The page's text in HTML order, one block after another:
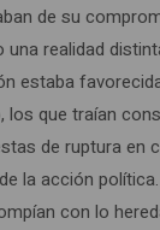
de su
realidad
estaba
los que traían
de ruptura en
la acción
con lo